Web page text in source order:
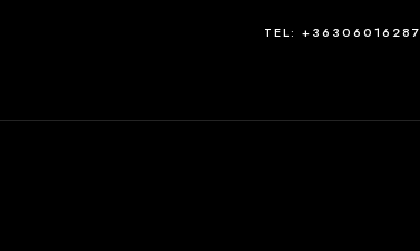
TEL: +36306016287